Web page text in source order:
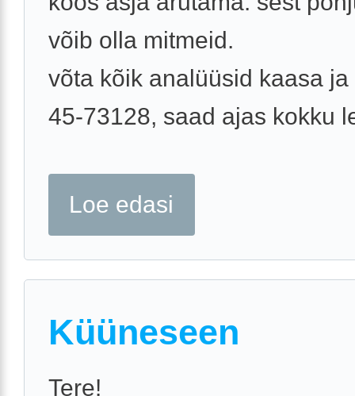
võib olla mitmeid.
võta kõik analüüsid kaasa
45-73128, saad ajas kokku
Loe edasi
Küüneseen
Tere!